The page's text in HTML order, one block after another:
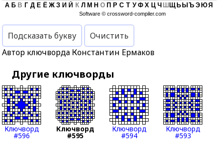
А Б В Г Д Е Ё Ж З И Й К Л М Н О П Р С Т У Ф Х Ц Ч Ш Щ Ь Ы Ъ Э ЮЯ
Software © crossword-compiler.com
Подсказать букву
Очистить
Автор ключворда Константин Ермаков
Другие ключворды
Ключворд
#596
Ключворд
#595
Ключворд
#594
Ключворд
#593